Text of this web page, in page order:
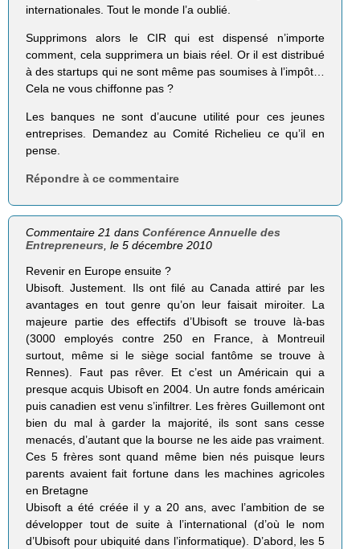
internationales. Tout le monde l’a oublié.
Supprimons alors le CIR qui est dispensé n’importe
comment, cela supprimera un biais réel. Or il est distribué
à des startups qui ne sont même pas soumises à l’impôt…
Cela ne vous chiffonne pas ?
Les banques ne sont d’aucune utilité pour ces jeunes
entreprises. Demandez au Comité Richelieu ce qu’il en
pense.
Répondre à ce commentaire
Commentaire 21 dansConférence Annuelle des
Entrepreneurs, le 5 décembre 2010
Revenir en Europe ensuite ?
Ubisoft. Justement. Ils ont filé au Canada attiré par les
avantages en tout genre qu’on leur faisait miroiter. La
majeure partie des effectifs d’Ubisoft se trouve là-bas
(3000 employés contre 250 en France, à Montreuil
surtout, même si le siège social fantôme se trouve à
Rennes). Faut pas rêver. Et c’est un Américain qui a
presque acquis Ubisoft en 2004. Un autre fonds américain
puis canadien est venu s’infiltrer. Les frères Guillemont ont
bien du mal à garder la majorité, ils sont sans cesse
menacés, d’autant que la bourse ne les aide pas vraiment.
Ces 5 frères sont quand même bien nés puisque leurs
parents avaient fait fortune dans les machines agricoles
en Bretagne
Ubisoft a été créée il y a 20 ans, avec l’ambition de se
développer tout de suite à l’international (d’où le nom
d’Ubisoft pour ubiquité dans l’informatique). D’abord, les 5